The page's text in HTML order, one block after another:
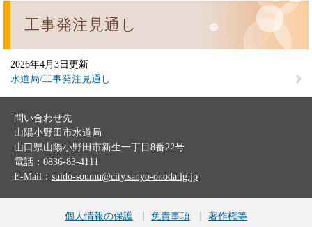
工事発注見通し
2026年4月3日更新
水道局/工事発注見通し
問い合わせ先
山陽小野田市水道局
山口県山陽小野田市新生一丁目8番22号
電話：0836-83-4111
E-Mail： suido-soumu@city.sanyo-onoda.lg.jp
個人情報の保護 免責事項 著作権等